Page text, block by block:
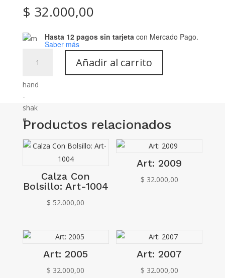
$ 32.000,00
Hasta 12 pagos sin tarjetacon Mercado Pago.
Saber más
2012
Añadir al carrito
Productos relacionados
Calza Con
Bolsillo: Art-1004
$ 52.000,00
Art: 2009
$ 32.000,00
Art: 2005
$ 32.000,00
Art: 2007
$ 32.000,00